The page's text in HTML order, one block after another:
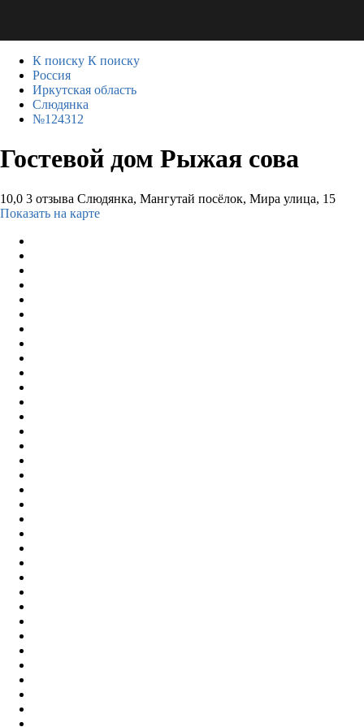
К поиску К поиску
Россия
Иркутская область
Слюдянка
№124312
Гостевой дом Рыжая сова
10,0 3 отзыва Слюдянка, Мангутай посёлок, Мира улица, 15
Показать на карте